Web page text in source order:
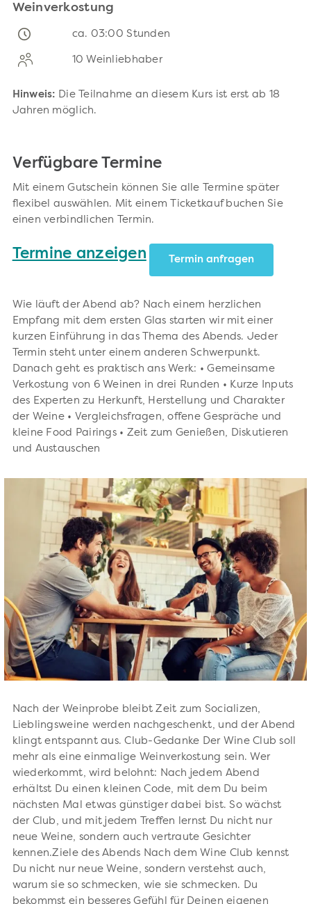
Weinverkostung
ca. 03:00 Stunden
10 Weinliebhaber
Hinweis: Die Teilnahme an diesem Kurs ist erst ab 18
Jahren möglich.
Verfügbare Termine
Mit einem Gutschein können Sie alle Termine später
flexibel auswählen. Mit einem Ticketkauf buchen Sie
einen verbindlichen Termin.
Termine anzeigen Termin anfragen
Wie läuft der Abend ab? Nach einem herzlichen
Empfang mit dem ersten Glas starten wir mit einer
kurzen Einführung in das Thema des Abends. Jeder
Termin steht unter einem anderen Schwerpunkt.
Danach geht es praktisch ans Werk: • Gemeinsame
Verkostung von 6 Weinen in drei Runden • Kurze Inputs
des Experten zu Herkunft, Herstellung und Charakter
der Weine • Vergleichsfragen, offene Gespräche und
kleine Food Pairings • Zeit zum Genießen, Diskutieren
und Austauschen
Nach der Weinprobe bleibt Zeit zum Socializen,
Lieblingsweine werden nachgeschenkt, und der Abend
klingt entspannt aus. Club-Gedanke Der Wine Club soll
mehr als eine einmalige Weinverkostung sein. Wer
wiederkommt, wird belohnt: Nach jedem Abend
erhältst Du einen kleinen Code, mit dem Du beim
nächsten Mal etwas günstiger dabei bist. So wächst
der Club, und mit jedem Treffen lernst Du nicht nur
neue Weine, sondern auch vertraute Gesichter
kennen.Ziele des Abends Nach dem Wine Club kennst
Du nicht nur neue Weine, sondern verstehst auch,
warum sie so schmecken, wie sie schmecken. Du
bekommst ein besseres Gefühl für Deinen eigenen